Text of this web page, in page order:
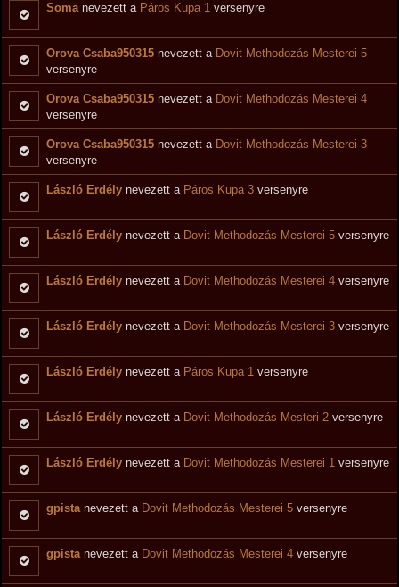
Somanevezett a Páros Kupa 1 versenyre
Orova Csaba950315 nevezett a Dovit Methodozás Mesterei 5
versenyre
Orova Csaba950315 nevezett a Dovit Methodozás Mesterei 4
versenyre
Orova Csaba950315 nevezett a Dovit Methodozás Mesterei 3
versenyre
László Erdély nevezett a Páros Kupa 3 versenyre
László Erdély nevezett a Dovit Methodozás Mesterei 5 versenyre
László Erdély nevezett a Dovit Methodozás Mesterei 4 versenyre
László Erdély nevezett a Dovit Methodozás Mesterei 3 versenyre
László Erdély nevezett a Páros Kupa 1 versenyre
László Erdély nevezett a Dovit Methodozás Mesteri 2 versenyre
László Erdély nevezett a Dovit Methodozás Mesterei 1 versenyre
gpistanevezett a Dovit Methodozás Mesterei 5 versenyre
gpistanevezett a Dovit Methodozás Mesterei 4 versenyre